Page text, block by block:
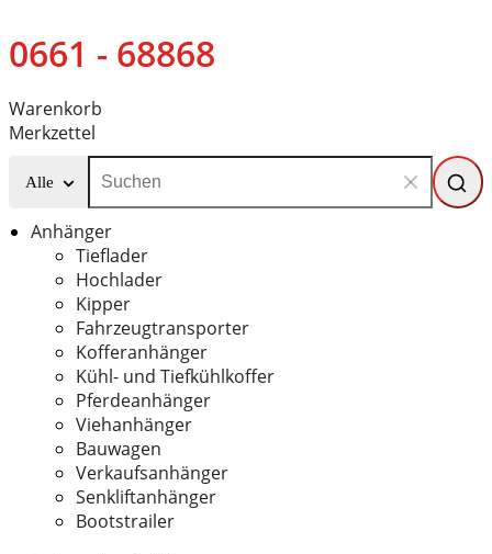
0661 - 68868
Warenkorb
Merkzettel
Alle
Anhänger
Tieflader
Hochlader
Kipper
Fahrzeugtransporter
Kofferanhänger
Kühl- und Tiefkühlkoffer
Pferdeanhänger
Viehanhänger
Bauwagen
Verkaufsanhänger
Senkliftanhänger
Bootstrailer